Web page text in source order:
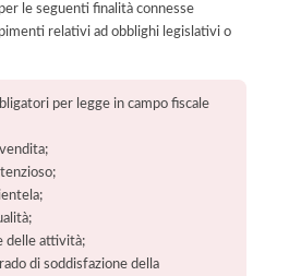
le seguenti finalità connesse
relativi ad obblighi legislativi o
per legge in campo fiscale
delle attività;
di soddisfazione della